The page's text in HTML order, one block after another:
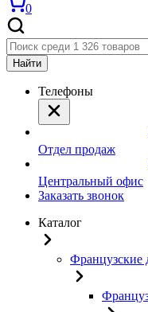
0
Найти
Телефоны
Отдел продаж
Центральный офис
Заказать звонок
Каталог
Французские